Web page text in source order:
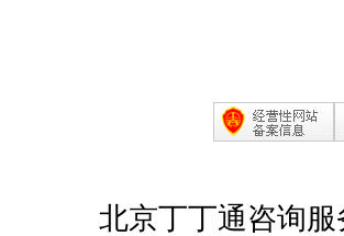
北京丁丁通咨询